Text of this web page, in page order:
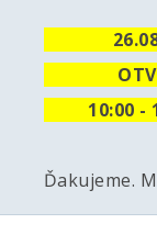
10:00 -
Ďakujeme.